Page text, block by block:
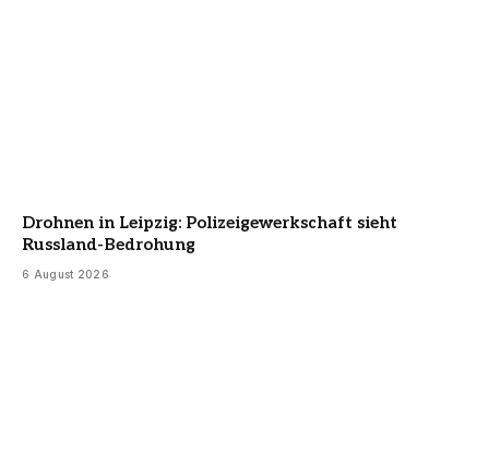
Drohnen in Leipzig: Polizeigewerkschaft sieht
Russland-Bedrohung
6 August 2026